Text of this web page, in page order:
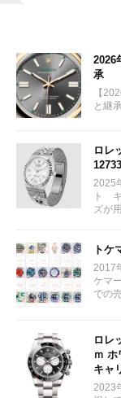
株価が下がっても、
2026
承
【
と継
ロレ
2025
ト
ズが
トケ
2017
ケマ
での
ロレ
ｍ
キャ
2023